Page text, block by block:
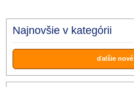
Najnovšie v kategórii
ďalšie